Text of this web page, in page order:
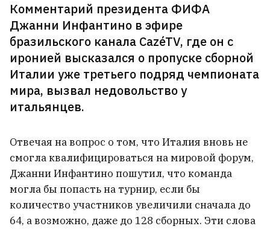
Комментарий президента ФИФА
Джанни Инфантино в эфире
бразильского канала CazéTV, где он с
иронией высказался о пропуске сборной
Италии уже третьего подряд чемпионата
мира, вызвал недовольство у
итальянцев.
Отвечая на вопрос о том, что Италия вновь не
смогла квалифицироваться на мировой форум,
Джанни Инфантино пошутил, что команда
могла бы попасть на турнир, если бы
количество участников увеличили сначала до
64, а возможно, даже до 128 сборных. Эти слова
Телеграм-канал Марины
Золотовой признали
экстремистским
На «Беларуськалии» погиб
29‑летний рабочий
27‑летнего минчанина, которого
искали 10 дней, нашли мёртвым